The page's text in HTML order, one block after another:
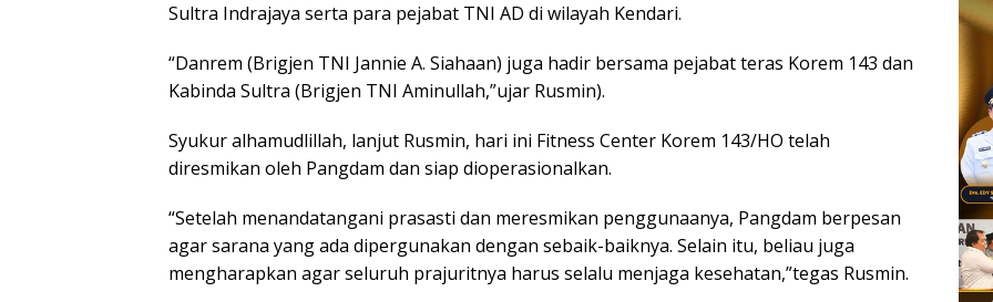
Sultra Indrajaya serta para pejabat TNI AD di wilayah Kendari.
“Danrem (Brigjen TNI Jannie A. Siahaan) juga hadir bersama pejabat teras Korem 143 dan
Kabinda Sultra (Brigjen TNI Aminullah,”ujar Rusmin).
Syukur alhamudlillah, lanjut Rusmin, hari ini Fitness Center Korem 143/HO telah
diresmikan oleh Pangdam dan siap dioperasionalkan.
“Setelah menandatangani prasasti dan meresmikan penggunaanya, Pangdam berpesan
agar sarana yang ada dipergunakan dengan sebaik-baiknya. Selain itu, beliau juga
mengharapkan agar seluruh prajuritnya harus selalu menjaga kesehatan,”tegas Rusmin.